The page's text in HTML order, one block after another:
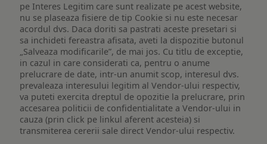
pe Interes Legitim care sunt realizate pe acest website,
nu se plaseaza fisiere de tip Cookie si nu este necesar
acordul dvs. Daca doriti sa pastrati aceste presetari si
sa inchideti fereastra afisata, aveti la dispozitie butonul
„Salveaza modificarile”, de mai jos. Cu titlu de exceptie,
in cazul in care considerati ca, pentru o anume
prelucrare de date, intr-un anumit scop, interesul dvs.
prevaleaza interesului legitim al Vendor-ului respectiv,
va puteti exercita dreptul de opozitie la prelucrare, prin
accesarea politicii de confidentialitate a Vendor-ului in
cauza (prin click pe linkul aferent acesteia) si
transmiterea cererii sale direct Vendor-ului respectiv.